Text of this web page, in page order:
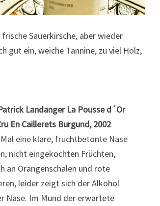
Sauerkirsche, aber wieder
gut ein, weiche Tannine, zu viel Holz,
Landanger La Pousse d´Or
En Caillerets Burgund, 2002
eine klare, fruchtbetonte Nase
nicht eingekochten Früchten,
an Orangenschalen und rote
leider zeigt sich der Alkohol
Nase. Im Mund der erwartete